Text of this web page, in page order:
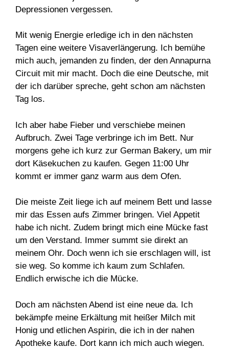
Depressionen vergessen.
Mit wenig Energie erledige ich in den nächsten
Tagen eine weitere Visaverlängerung. Ich bemühe
mich auch, jemanden zu finden, der den Annapurna
Circuit mit mir macht. Doch die eine Deutsche, mit
der ich darüber spreche, geht schon am nächsten
Tag los.
Ich aber habe Fieber und verschiebe meinen
Aufbruch. Zwei Tage verbringe ich im Bett. Nur
morgens gehe ich kurz zur German Bakery, um mir
dort Käsekuchen zu kaufen. Gegen 11:00 Uhr
kommt er immer ganz warm aus dem Ofen.
Die meiste Zeit liege ich auf meinem Bett und lasse
mir das Essen aufs Zimmer bringen. Viel Appetit
habe ich nicht. Zudem bringt mich eine Mücke fast
um den Verstand. Immer summt sie direkt an
meinem Ohr. Doch wenn ich sie erschlagen will, ist
sie weg. So komme ich kaum zum Schlafen.
Endlich erwische ich die Mücke.
Doch am nächsten Abend ist eine neue da. Ich
bekämpfe meine Erkältung mit heißer Milch mit
Honig und etlichen Aspirin, die ich in der nahen
Apotheke kaufe. Dort kann ich mich auch wiegen.